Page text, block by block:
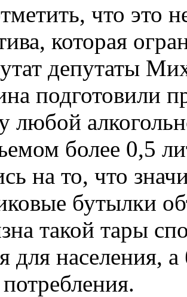
что это
которая
депутаты
подготовили
любой
более 0,5
на то, что
бутылки
такой тары
для населения,